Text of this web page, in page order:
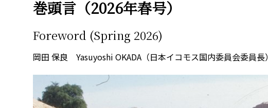
巻頭言（2026年春号）
Foreword (Spring 2026)
岡田 保良 Yasuyoshi OKADA（日本イコモス国内委員会委員長）